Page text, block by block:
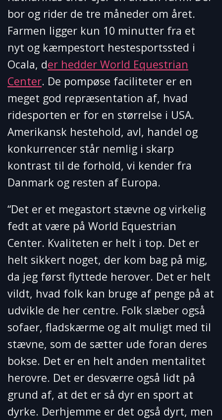
bor og rider de tre måneder om året.
Farmen ligger kun 10 minutter fra et
nyt og kæmpestort hestesportssted i
Ocala, der hedder World Equestrian
Center. De pompøse faciliteter er en
meget god repræsentation af, hvad
ridesporten er for en størrelse i USA.
Amerikansk hestehold, avl, handel og
konkurrencer står nemlig i skarp
kontrast til de forhold, vi kender fra
Danmark og resten af Europa.
“Det er et megastort stævne og virkelig
fedt at være på World Equestrian
Center. Kvaliteten er helt i top. Det er
helt sikkert noget, der kom bag på mig,
da jeg først flyttede herover. Det er helt
vildt, hvad folk kan bruge af penge på at
udvikle de her centre. Folk slæber også
sofaer, fladskærme og alt muligt med til
stævne, som de sætter ude foran deres
bokse. Det er en helt anden mentalitet
herovre. Det er desværre også lidt på
grund af, at det er så dyr en sport at
dyrke. Derhjemme er det også dyrt, men